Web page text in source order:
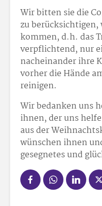
Wir bitten sie die
zu
kommen, d.h. das
verpflichtend, nur
nacheinander ihre
vorher die Hände
reinigen.
Wir bedanken uns
ihnen, der uns
aus der
wünschen ihnen
gesegnetes und